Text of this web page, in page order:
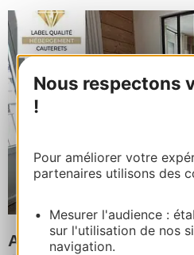
Nous respectons
!
Pour améliorer votre
partenaires utilisons des
Mesurer l'audience :
sur l'utilisation de nos
navigation.
APPARTEMENT